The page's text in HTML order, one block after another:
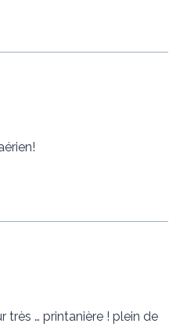
très … printanière ! plein de